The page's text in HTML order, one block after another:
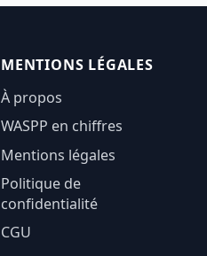
MENTIONS LÉGALES
À propos
WASPP en chiffres
Mentions légales
Politique de
confidentialité
CGU